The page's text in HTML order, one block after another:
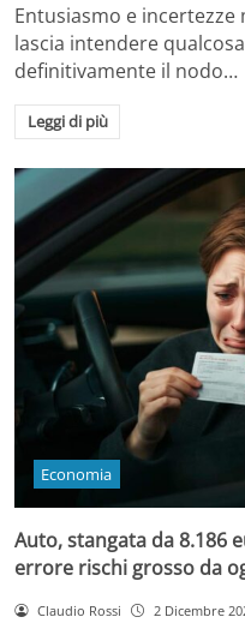
Entusiasmo e incertezze
lascia intendere
definitivamente il nodo…
Leggi di più
Economia
Auto, stangata da 8.186
errore rischi grosso da
Claudio Rossi 2 Dicembre